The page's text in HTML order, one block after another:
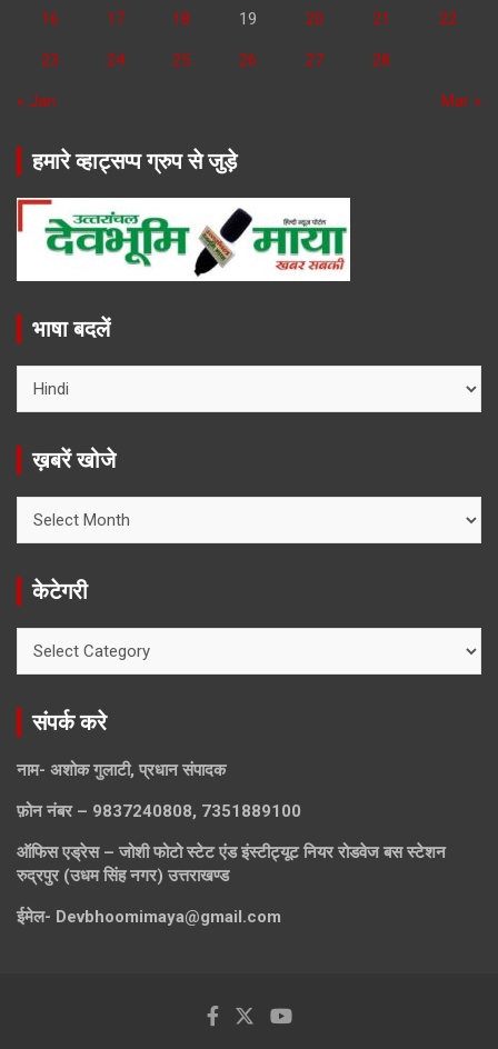
16 17 18 19 20 21 22
23 24 25 26 27 28
« Jan Mar »
हमारे व्हाट्सप्प ग्रुप से जुड़े
भाषा बदलें
ख़बरें खोजे
खोजे
केटेगरी
संपर्क करे
नाम- अशोक गुलाटी, प्रधान संपादक
फ़ोन नंबर – 9837240808, 7351889100
ऑफिस एड्रेस – जोशी फोटो स्टेट एंड इंस्टीट्यूट नियर रोडवेज बस स्टेशन
रुद्रपुर (उधम सिंह नगर) उत्तराखण्ड
ईमेल- Devbhoomimaya@gmail.com